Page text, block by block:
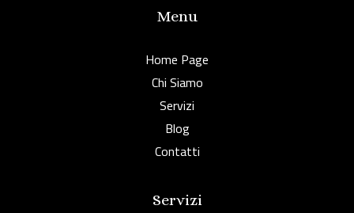
Menu
Home Page
Chi Siamo
Servizi
Blog
Contatti
Servizi